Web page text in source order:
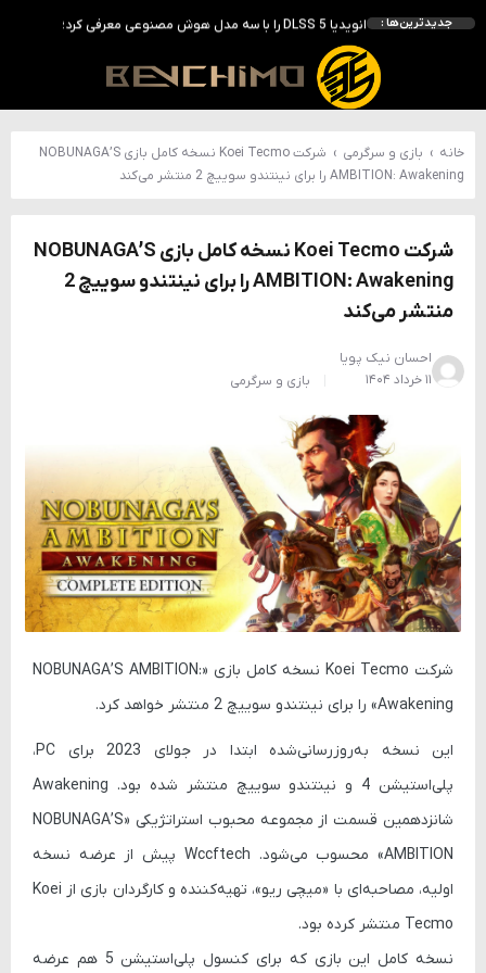
جدیدترین‌ها :
انویدیا DLSS 5 را با سه مدل هوش مصنوعی معرفی کرد؛ انتقادهای اولیه نتیجه داد
انویدیا پردازنده 88 هسته‌ای Vera را معرفی کرد؛ CPU اختصاصی برای نسل بعدی هوش مصنوعی
بالاخره سنسور Hotspot کارت‌های RTX 50 ظاهر شد؛ HWMonitor 1.65 تنها نماینده نمایش نیست
بررسی کیس GAMDIAS NESO P1 Pro؛ فول‌تاوری مهندسی‌شده برای سیستم‌های رده‌بالا
خانه › بازی و سرگرمی ›
شرکت Koei Tecmo نسخه کامل بازی NOBUNAGA’S
AMBITION: Awakening را برای نینتندو سوییچ 2 منتشر می‌کند
شرکت Koei Tecmo نسخه کامل بازی NOBUNAGA’S
AMBITION: Awakening را برای نینتندو سوییچ 2
منتشر می‌کند
احسان نیک پویا
۱۱ خرداد ۱۴۰۴
بازی و سرگرمی
شرکت Koei Tecmo نسخه کامل بازی «NOBUNAGA’S AMBITION:
Awakening» را برای نینتندو سوییچ 2 منتشر خواهد کرد.
این نسخه به‌روزرسانی‌شده ابتدا در جولای 2023 برای PC،
پلی‌استیشن 4 و نینتندو سوییچ منتشر شده بود. Awakening
شانزدهمین قسمت از مجموعه محبوب استراتژیکی «NOBUNAGA’S
AMBITION» محسوب می‌شود. Wccftech پیش از عرضه نسخه
اولیه، مصاحبه‌ای با «میچی ریو»، تهیه‌کننده و کارگردان بازی از Koei
Tecmo منتشر کرده بود.
نسخه کامل این بازی که برای کنسول پلی‌استیشن 5 هم عرضه